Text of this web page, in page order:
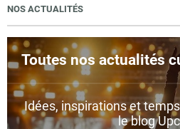
NOS ACTUALITÉS
Toutes nos actualités
Idées, inspirations et
le blog